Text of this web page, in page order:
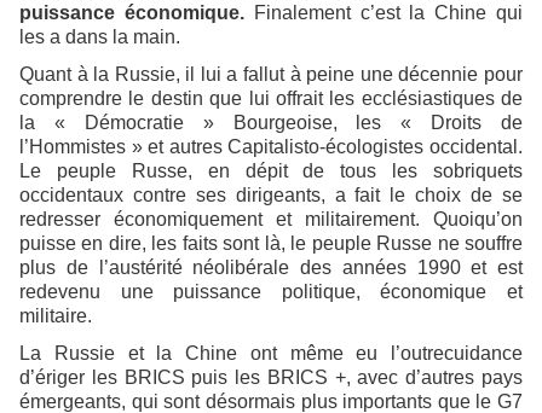
puissance économique. Finalement c’est la Chine qui
les a dans la main.
Quant à la Russie, il lui a fallut à peine une décennie pour
comprendre le destin que lui offrait les ecclésiastiques de
la « Démocratie » Bourgeoise, les « Droits de
l’Hommistes » et autres Capitalisto-écologistes occidental.
Le peuple Russe, en dépit de tous les sobriquets
occidentaux contre ses dirigeants, a fait le choix de se
redresser économiquement et militairement. Quoiqu’on
puisse en dire, les faits sont là, le peuple Russe ne souffre
plus de l’austérité néolibérale des années 1990 et est
redevenu une puissance politique, économique et
militaire.
La Russie et la Chine ont même eu l’outrecuidance
d’ériger les BRICS puis les BRICS +, avec d’autres pays
émergeants, qui sont désormais plus importants que le G7